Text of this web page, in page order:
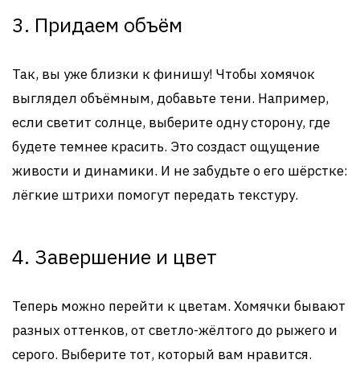
3. Придаем объём
Так, вы уже близки к финишу! Чтобы хомячок
выглядел объёмным, добавьте тени. Например,
если светит солнце, выберите одну сторону, где
будете темнее красить. Это создаст ощущение
живости и динамики. И не забудьте о его шёрстке:
лёгкие штрихи помогут передать текстуру.
4. Завершение и цвет
Теперь можно перейти к цветам. Хомячки бывают
разных оттенков, от светло-жёлтого до рыжего и
серого. Выберите тот, который вам нравится.